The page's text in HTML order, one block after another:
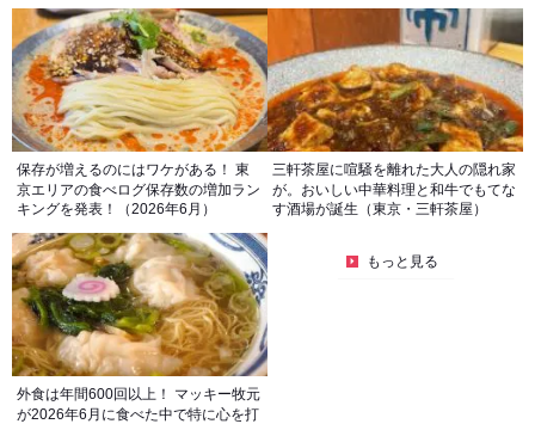
保存が増えるのにはワケがある！ 東
京エリアの食べログ保存数の増加ラン
キングを発表！（2026年6月）
三軒茶屋に喧騒を離れた大人の隠れ家
が。おいしい中華料理と和牛でもてな
す酒場が誕生（東京・三軒茶屋）
外食は年間600回以上！ マッキー牧元
が2026年6月に食べた中で特に心を打
もっと見る